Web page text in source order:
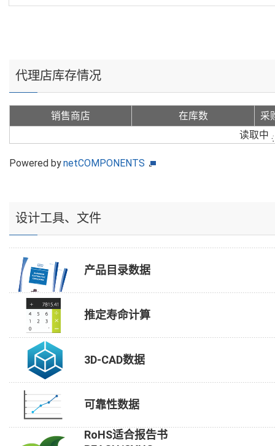
代理店库存情况
销售商店 在库数
采
读取中
Powered bynetCOMPONENTS
设计工具、文件
产品目录数据
推定寿命计算
3D-CAD数据
可靠性数据
RoHS适合报告书